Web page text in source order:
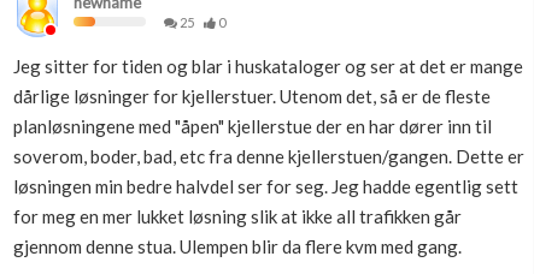
Få svar på det du lurer på
Kom i gang med Boligmappa
Se din bolig? Klikk her
Boligmappa+
Få mer ut av Boligmappa
Nytt
25 0
Jeg sitter for tiden og blar i huskataloger og ser at det er mange
dårlige løsninger for kjellerstuer. Utenom det, så er de fleste
planløsningene med "åpen" kjellerstue der en har dører inn til
soverom, boder, bad, etc fra denne kjellerstuen/gangen. Dette er
løsningen min bedre halvdel ser for seg. Jeg hadde egentlig sett
for meg en mer lukket løsning slik at ikke all trafikken går
gjennom denne stua. Ulempen blir da flere kvm med gang.